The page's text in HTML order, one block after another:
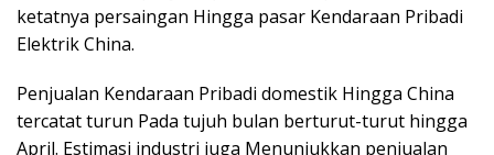
ketatnya persaingan Hingga pasar Kendaraan Pribadi
Elektrik China.
Penjualan Kendaraan Pribadi domestik Hingga China
tercatat turun Pada tujuh bulan berturut-turut hingga
April. Estimasi industri juga Menunjukkan penjualan